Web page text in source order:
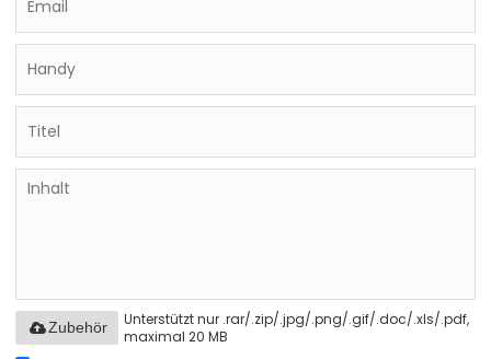
Unterstützt nur .rar/.zip/.jpg/.png/.gif/.doc/.xls/.pdf,
maximal 20 MB
Zubehör